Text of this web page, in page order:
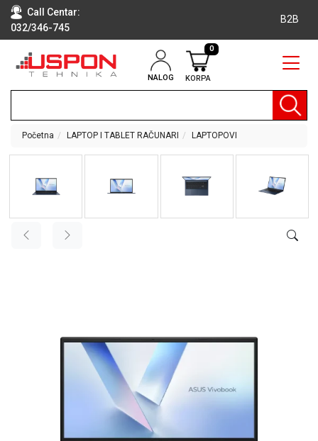
Call Centar:
032/346-745
B2B
NALOG KORPA
0
RAČUNARI
TEHNIKA
OPREMA
AUDIO,
VIDEO
Početna LAPTOP I TABLET RAČUNARI LAPTOPOVI